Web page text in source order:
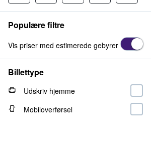
Populære filtre
Vis priser med estimerede gebyrer
Billettype
Udskriv hjemme
Mobiloverførsel